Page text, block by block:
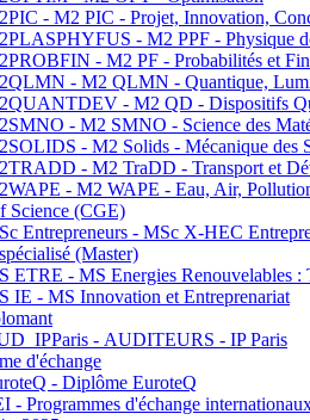
- M2 PIC - Projet, Innovation,
- M2 PPF - Physique
- M2 PF - Probabilités et
- M2 QLMN - Quantique,
- M2 QD - Dispositifs
- M2 SMNO - Science des
- M2 Solids - Mécanique des
- M2 TraDD - Transport et
- M2 WAPE - Eau, Air,
Science (CGE)
Entrepreneurs - MSc X-HEC
(Master)
ETRE - MS Energies Renouvelables :
IE - MS Innovation et Entreprenariat
- AUDITEURS - IP Paris
d'échange
- Diplôme EuroteQ
- Programmes d'échange